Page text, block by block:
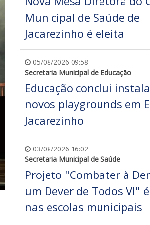
Municipal de Saúde de
Jacarezinho é eleita
05/08/2026 09:58
Secretaria Municipal de Educação
Educação conclui
novos playgrounds em
Jacarezinho
03/08/2026 16:02
Secretaria Municipal de Saúde
Projeto "Combater à
um Dever de Todos VI"
nas escolas municipais